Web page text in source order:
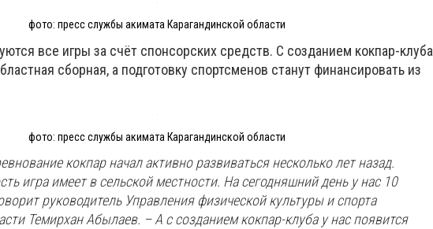
фото: пресс службы акимата Карагандинской области
все игры за счёт спонсорских средств. С созданием кокпар-клуба
сборная, а подготовку спортсменов станут финансировать из
фото: пресс службы акимата Карагандинской области
кокпар начал активно развиваться несколько лет назад.
игра имеет в сельской местности. На сегодняшний день у нас 10
руководитель Управления физической культуры и спорта
Темирхан Абылаев. – А с созданием кокпар-клуба у нас появится